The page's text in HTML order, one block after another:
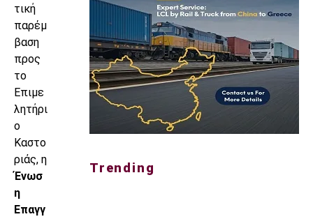
τική
παρέμ
βαση
προς
το
Επιμε
λητήρι
ο
Καστο
ριάς, η
Ένωσ
η
Επαγγ
Trending